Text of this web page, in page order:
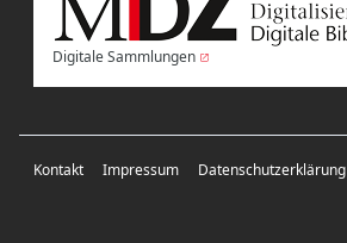
Digitale Sammlungen
Kontakt Impressum Datenschutzerklärung